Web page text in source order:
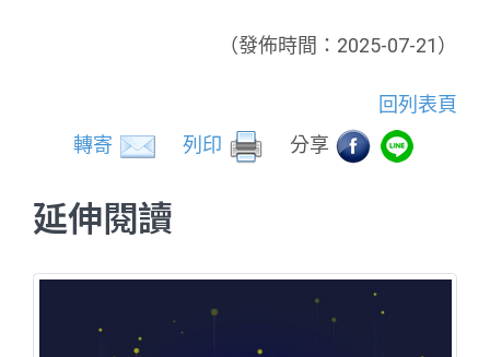
（發佈時間：2025-07-21）
回列表頁
轉寄
列印 分享
延伸閱讀